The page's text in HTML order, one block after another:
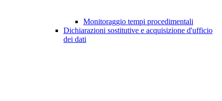
Monitoraggio tempi procedimentali
Dichiarazioni sostitutive e acquisizione d'ufficio
dei dati